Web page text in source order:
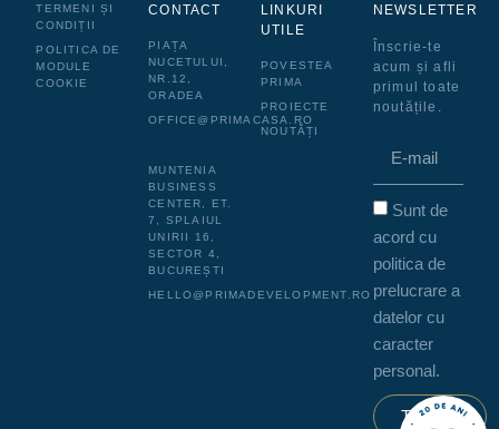
TERMENI ȘI
CONDIȚII
POLITICA DE
MODULE
COOKIE
CONTACT
PIAȚA
NUCETULUI,
NR.12,
ORADEA
OFFICE@PRIMACASA.RO
MUNTENIA
BUSINESS
CENTER, ET.
7, SPLAIUL
UNIRII 16,
SECTOR 4,
BUCUREȘTI
HELLO@PRIMADEVELOPMENT.RO
LINKURI
UTILE
POVESTEA
PRIMA
PROIECTE
NOUTĂȚI
NEWSLETTER
Înscrie-te
acum și afli
primul toate
noutățile.
Sunt de
acord cu
politica de
prelucrare a
datelor cu
caracter
personal.
Trimite